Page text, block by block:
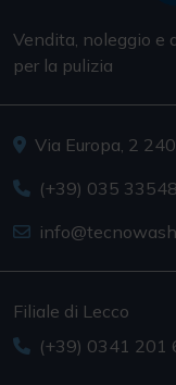
Vendita, noleggio e
per la pulizia
Via Europa, 2
(+39) 035
Filiale di Lecco
(+39) 0341 201